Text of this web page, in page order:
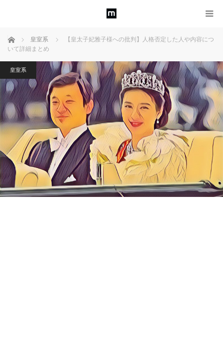
ホーム 皇室系
【皇太子妃雅子様への批判】人格否定した人や内容につ
いて詳細まとめ
皇室系